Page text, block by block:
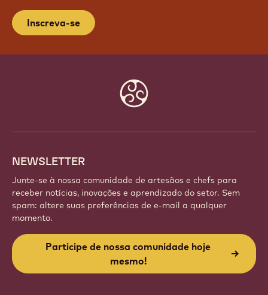
Inscreva-se
NEWSLETTER
Junte-se à nossa comunidade de artesãos e chefs para
receber notícias, inovações e aprendizado do setor. Sem
spam: altere suas preferências de e-mail a qualquer
momento.
Participe de nossa comunidade hoje
mesmo!